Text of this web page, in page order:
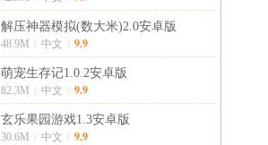
解压神器模拟(数大米)2.0安卓版
48.9M / 中文 / 9.9
萌宠生存记1.0.2安卓版
82.3M / 中文 / 9.9
玄乐果园游戏1.3安卓版
30.6M / 中文 / 9.9